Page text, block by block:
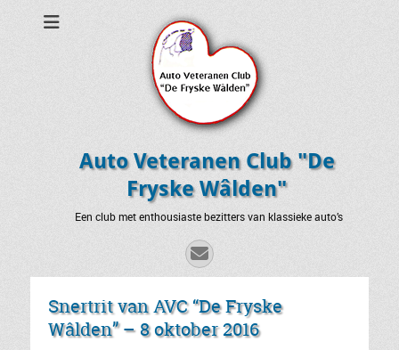
Auto Veteranen Club "De
Fryske Wâlden"
Een club met enthousiaste bezitters van klassieke auto’s
E-
mail
Snertrit van AVC “De Fryske
Wâlden” – 8 oktober 2016